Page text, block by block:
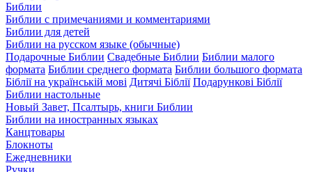
Библии
Библии с примечаниями и комментариями
Библии для детей
Библии на русском языке (обычные)
Подарочные Библии Свадебные Библии Библии малого
формата Библии среднего формата Библии большого формата
Біблії на українській мові Дитячі Біблії Подарункові Біблії
Библии настольные
Новый Завет, Псалтырь, книги Библии
Библии на иностранных языках
Канцтовары
Блокноты
Ежедневники